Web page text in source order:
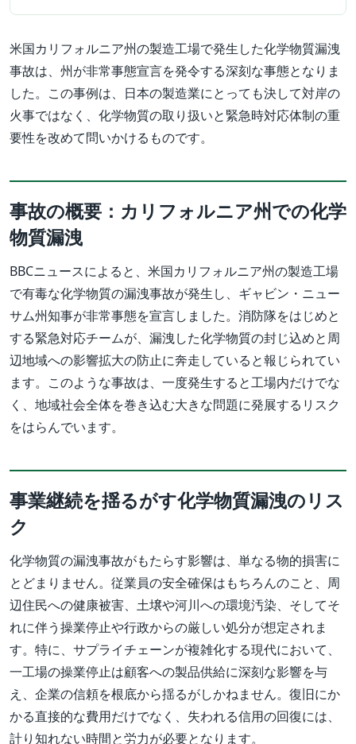
米国カリフォルニア州の製造工場で発生した化学物質漏洩
事故は、州が非常事態宣言を発令する深刻な事態となりま
した。この事例は、日本の製造業にとっても決して対岸の
火事ではなく、化学物質の取り扱いと緊急時対応体制の重
要性を改めて問いかけるものです。
事故の概要：カリフォルニア州での化学
物質漏洩
BBCニュースによると、米国カリフォルニア州の製造工場
で有毒な化学物質の漏洩事故が発生し、ギャビン・ニュー
サム州知事が非常事態を宣言しました。消防隊をはじめと
する緊急対応チームが、漏洩した化学物質の封じ込めと周
辺地域への影響拡大の防止に奔走していると報じられてい
ます。このような事故は、一度発生すると工場内だけでな
く、地域社会全体を巻き込む大きな問題に発展するリスク
をはらんでいます。
事業継続を揺るがす化学物質漏洩のリス
ク
化学物質の漏洩事故がもたらす影響は、単なる物的損害に
とどまりません。従業員の安全確保はもちろんのこと、周
辺住民への健康被害、土壌や河川への環境汚染、そしてそ
れに伴う操業停止や行政からの厳しい処分が想定されま
す。特に、サプライチェーンが複雑化する現代において、
一工場の操業停止は顧客への製品供給に深刻な影響を与
え、企業の信頼を根底から揺るがしかねません。復旧にか
かる直接的な費用だけでなく、失われる信用の回復には、
計り知れない時間と労力が必要となります。